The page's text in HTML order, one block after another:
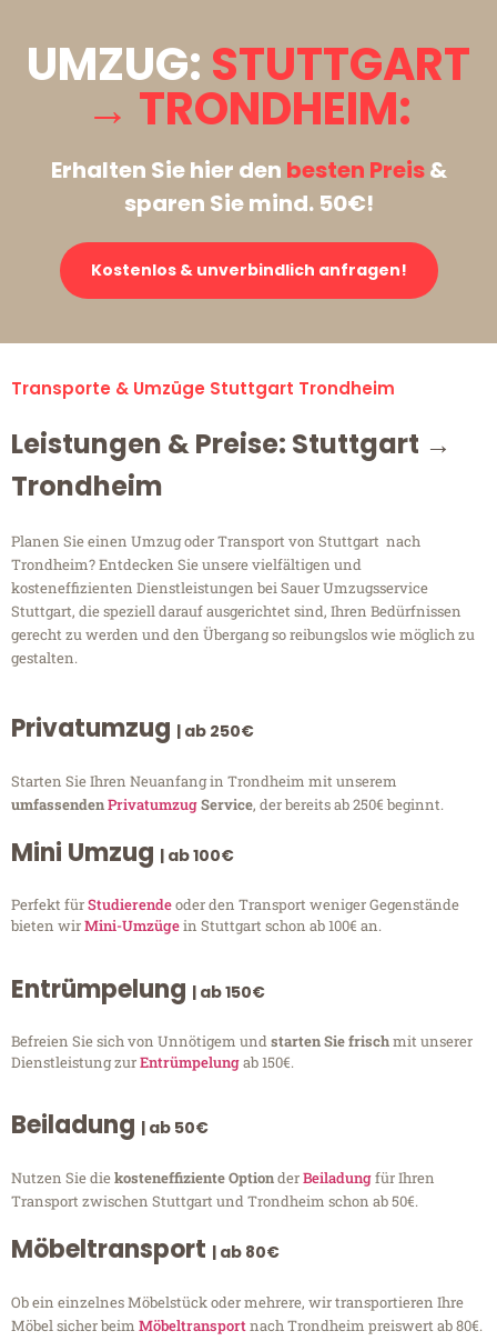
UMZUG: STUTTGART
→ TRONDHEIM:
Erhalten Sie hier den besten Preis&
sparen Sie mind. 50€!
Kostenlos & unverbindlich anfragen!
Transporte & Umzüge Stuttgart Trondheim
Leistungen & Preise: Stuttgart →
Trondheim
Planen Sie einen Umzug oder Transport von Stuttgart nach
Trondheim? Entdecken Sie unsere vielfältigen und
kosteneffizienten Dienstleistungen bei Sauer Umzugsservice
Stuttgart, die speziell darauf ausgerichtet sind, Ihren Bedürfnissen
gerecht zu werden und den Übergang so reibungslos wie möglich zu
gestalten.
Privatumzug | ab 250€
Starten Sie Ihren Neuanfang in Trondheim mit unserem
umfassendenPrivatumzugService, der bereits ab 250€ beginnt.
Mini Umzug | ab 100€
Perfekt fürStudierendeoder den Transport weniger Gegenstände
bieten wirMini-Umzügein Stuttgart schon ab 100€ an.
Entrümpelung | ab 150€
Befreien Sie sich von Unnötigem undstarten Sie frischmit unserer
Dienstleistung zurEntrümpelungab 150€.
Beiladung | ab 50€
Nutzen Sie diekosteneffiziente OptionderBeiladungfür Ihren
Transport zwischen Stuttgart und Trondheim schon ab 50€.
Möbeltransport | ab 80€
Ob ein einzelnes Möbelstück oder mehrere, wir transportieren Ihre
Möbel sicher beim Möbeltransportnach Trondheim preiswert ab 80€.